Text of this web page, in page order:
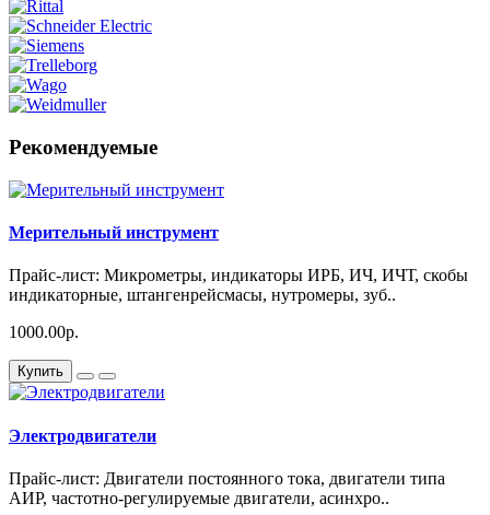
Рекомендуемые
Мерительный инструмент
Прайс-лист: Микрометры, индикаторы ИРБ, ИЧ, ИЧТ, скобы
индикаторные, штангенрейсмасы, нутромеры, зуб..
1000.00р.
Купить
Электродвигатели
Прайс-лист: Двигатели постоянного тока, двигатели типа
АИР, частотно-регулируемые двигатели, асинхро..